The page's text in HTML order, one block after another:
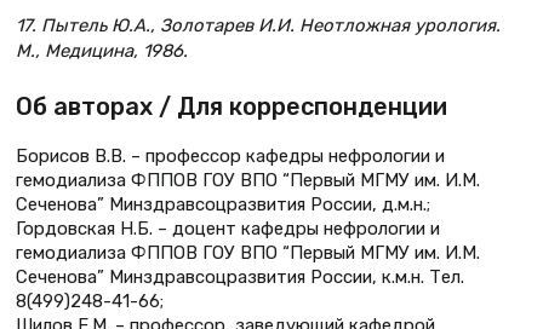
17. Пытель Ю.А., Золотарев И.И. Неотложная урология.
М., Медицина, 1986.
Об авторах / Для корреспонденции
Борисов В.В. – профессор кафедры нефрологии и
гемодиализа ФППОВ ГОУ ВПО “Первый МГМУ им. И.М.
Сеченова” Минздравсоцразвития России, д.м.н.;
Гордовская Н.Б. – доцент кафедры нефрологии и
гемодиализа ФППОВ ГОУ ВПО “Первый МГМУ им. И.М.
Сеченова” Минздравсоцразвития России, к.м.н. Тел.
8(499)248-41-66;